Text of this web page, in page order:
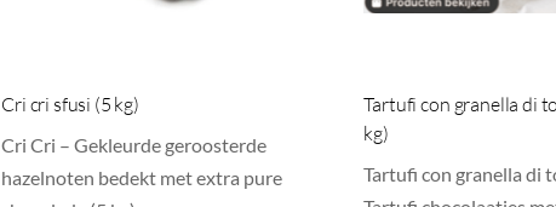
Cri cri sfusi (5 kg)
Cri Cri – Gekleurde geroosterde
hazelnoten bedekt met extra pure
Tartufi con granella di
kg)
Tartufi con granella di